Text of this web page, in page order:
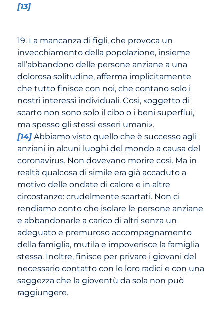
[13]
19. La mancanza di figli, che provoca un
invecchiamento della popolazione, insieme
all’abbandono delle persone anziane a una
dolorosa solitudine, afferma implicitamente
che tutto finisce con noi, che contano solo i
nostri interessi individuali. Così, «oggetto di
scarto non sono solo il cibo o i beni superflui,
ma spesso gli stessi esseri umani».
[14]Abbiamo visto quello che è successo agli
anziani in alcuni luoghi del mondo a causa del
coronavirus. Non dovevano morire così. Ma in
realtà qualcosa di simile era già accaduto a
motivo delle ondate di calore e in altre
circostanze: crudelmente scartati. Non ci
rendiamo conto che isolare le persone anziane
e abbandonarle a carico di altri senza un
adeguato e premuroso accompagnamento
della famiglia, mutila e impoverisce la famiglia
stessa. Inoltre, finisce per privare i giovani del
necessario contatto con le loro radici e con una
saggezza che la gioventù da sola non può
raggiungere.